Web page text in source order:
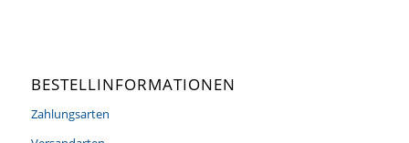
BESTELLINFORMATIONEN
Zahlungsarten